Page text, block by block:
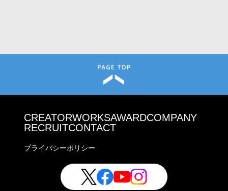
CREATORWORKSAWARDCOMPANY
RECRUITCONTACT
プライバシーポリシー